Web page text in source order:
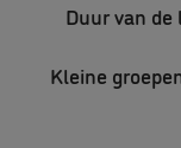
Duur van de
Kleine